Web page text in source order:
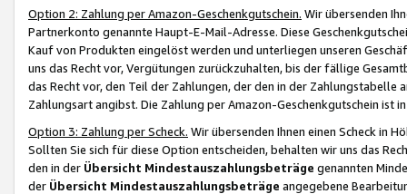
Option 2: Zahlung per Amazon-Geschenkgutschein. Wir übersenden
Partnerkonto genannte Haupt-E-Mail-Adresse. Diese
Kauf von Produkten eingelöst werden und unterliegen unseren
uns das Recht vor, Vergütungen zurückzuhalten, bis der fällige
das Recht vor, den Teil der Zahlungen, der den in der
Zahlungsart angibst. Die Zahlung per Amazon-Geschenkgutschein ist
Option 3: Zahlung per Scheck. Wir übersenden Ihnen einen Scheck in
Sollten Sie sich für diese Option entscheiden, behalten wir uns das
den in der Übersicht Mindestauszahlungsbeträge genannten
der Übersicht Mindestauszahlungsbeträge angegebene